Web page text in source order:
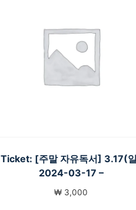
Ticket: [주말 자유독서] 3.17(
2024-03-17 –
₩ 3,000